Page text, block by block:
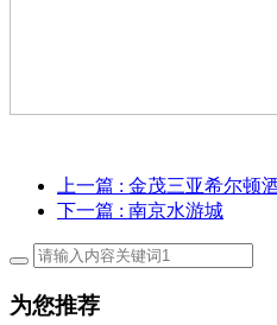
上一篇 : 金茂三亚希尔顿
下一篇 : 南京水游城
为您推荐